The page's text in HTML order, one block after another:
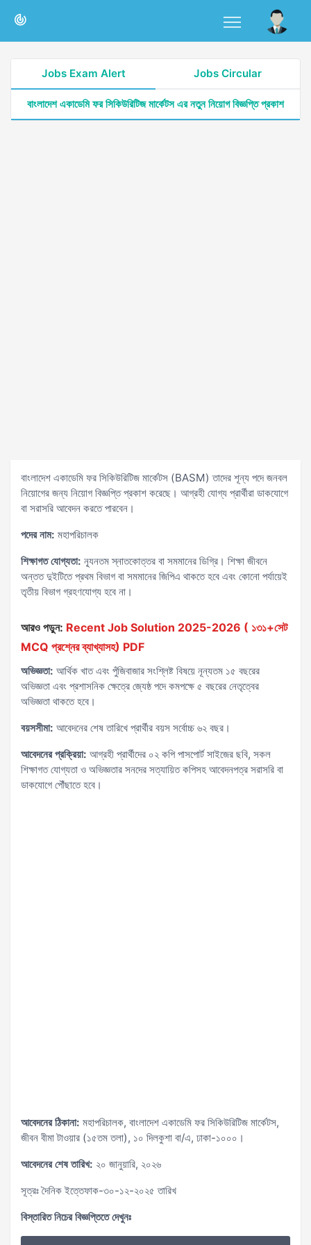
Jobs Exam Alert Jobs Circular
বাংলাদেশ একাডেমি ফর সিকিউরিটিজ মার্কেটস এর নতুন নিয়োগ বিজ্ঞপ্তি প্রকাশ
বাংলাদেশ একাডেমি ফর সিকিউরিটিজ মার্কেটস (BASM) তাদের শূন্য পদে জনবল
নিয়োগের জন্য নিয়োগ বিজ্ঞপ্তি প্রকাশ করেছে। আগ্রহী যোগ্য প্রার্থীরা ডাকযোগে
বা সরাসরি আবেদন করতে পারবেন।
পদের নাম: মহাপরিচালক
শিক্ষাগত যোগ্যতা: ন্যূনতম স্নাতকোত্তর বা সমমানের ডিগ্রি। শিক্ষা জীবনে
অন্তত দুইটিতে প্রথম বিভাগ বা সমমানের জিপিএ থাকতে হবে এবং কোনো পর্যায়েই
তৃতীয় বিভাগ গ্রহণযোগ্য হবে না।
আরও পড়ুন: Recent Job Solution 2025-2026 ( ১৩১+সেট
MCQ প্রশ্নের ব্যাখ্যাসহ) PDF
অভিজ্ঞতা: আর্থিক খাত এবং পুঁজিবাজার সংশ্লিষ্ট বিষয়ে নূন্যতম ১৫ বছরের
অভিজ্ঞতা এবং প্রশাসনিক ক্ষেত্রে জ্যেষ্ঠ পদে কমপক্ষে ৫ বছরের নেতৃত্বের
অভিজ্ঞতা থাকতে হবে।
বয়সসীমা: আবেদনের শেষ তারিখে প্রার্থীর বয়স সর্বোচ্চ ৬২ বছর।
আবেদনের প্রক্রিয়া: আগ্রহী প্রার্থীদের ০২ কপি পাসপোর্ট সাইজের ছবি, সকল
শিক্ষাগত যোগ্যতা ও অভিজ্ঞতার সনদের সত্যায়িত কপিসহ আবেদনপত্র সরাসরি বা
ডাকযোগে পৌঁছাতে হবে।
আবেদনের ঠিকানা: মহাপরিচালক, বাংলাদেশ একাডেমি ফর সিকিউরিটিজ মার্কেটস,
জীবন বীমা টাওয়ার (১৫তম তলা), ১০ দিলকুশা বা/এ, ঢাকা-১০০০।
আবেদনের শেষ তারিখ: ২০ জানুয়ারি, ২০২৬
সূত্রঃ দৈনিক ইত্তেফাক-৩০-১২-২০২৫ তারিখ
বিস্তারিত নিচের বিজ্ঞপ্তিতে দেখুনঃ